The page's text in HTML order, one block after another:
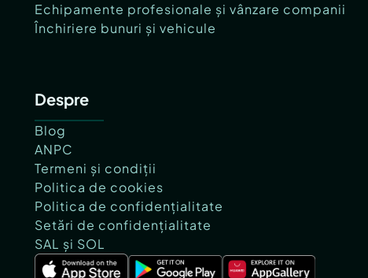
Echipamente profesionale și vânzare companii
Închiriere bunuri și vehicule
Despre
Blog
ANPC
Termeni și condiții
Politica de cookies
Politica de confidențialitate
Setări de confidențialitate
SAL și SOL